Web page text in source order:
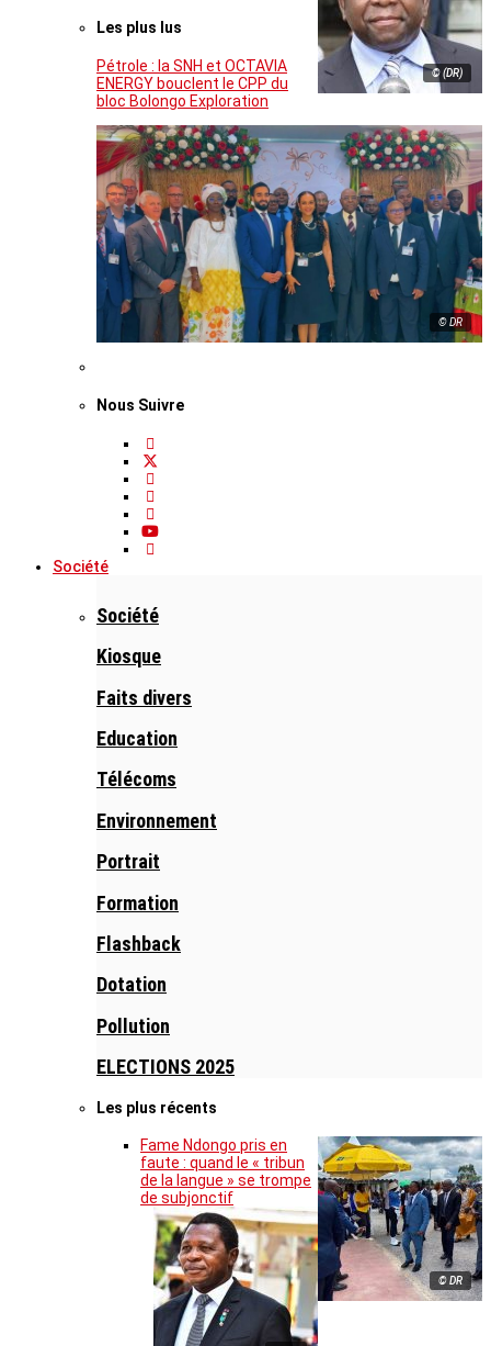
© (DR)
Les plus lus
Pétrole : la SNH et OCTAVIA
ENERGY bouclent le CPP du
bloc Bolongo Exploration
© DR
Nous Suivre
Société
Société
Kiosque
Faits divers
Education
Télécoms
Environnement
Portrait
Formation
Flashback
Dotation
Pollution
ELECTIONS 2025
Les plus récents
© DR
Fame Ndongo pris en
faute : quand le « tribun
de la langue » se trompe
de subjonctif